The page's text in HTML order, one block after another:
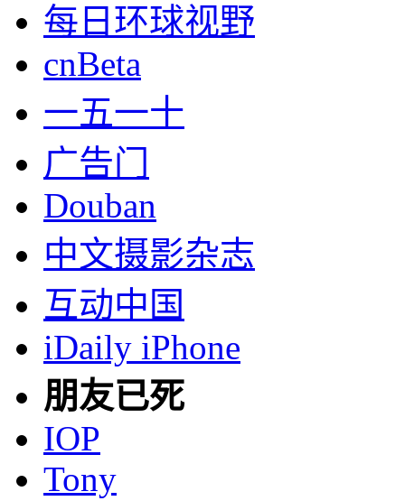
每日环球视野
cnBeta
一五一十
广告门
Douban
中文摄影杂志
互动中国
iDaily iPhone
朋友已死
IOP
Tony